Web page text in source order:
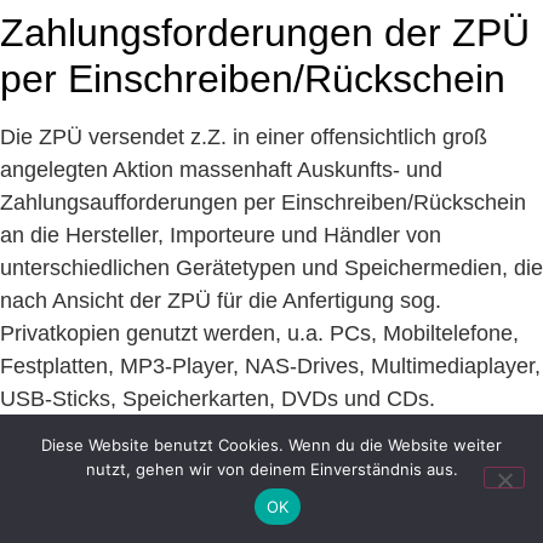
Zahlungsforderungen der ZPÜ
per Einschreiben/Rückschein
Die ZPÜ versendet z.Z. in einer offensichtlich groß
angelegten Aktion massenhaft Auskunfts- und
Zahlungsaufforderungen per Einschreiben/Rückschein
an die Hersteller, Importeure und Händler von
unterschiedlichen Gerätetypen und Speichermedien, die
nach Ansicht der ZPÜ für die Anfertigung sog.
Privatkopien genutzt werden, u.a. PCs, Mobiltelefone,
Festplatten, MP3-Player, NAS-Drives, Multimediaplayer,
USB-Sticks, Speicherkarten, DVDs und CDs.
Diese Website benutzt Cookies. Wenn du die Website weiter
nutzt, gehen wir von deinem Einverständnis aus.
OK